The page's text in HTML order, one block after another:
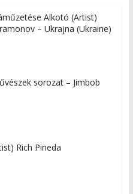
Alkotó (Artist)
– Ukrajna (Ukraine)
sorozat – Jimbob
Rich Pineda